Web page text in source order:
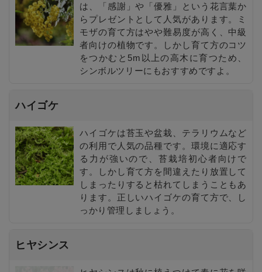
は、「感謝」や「優雅」という花言葉か
らプレゼントとして人気があります。ミ
モザの育て方はやや難易度が高く、中級
者向けの植物です。しかし育て方のコツ
をつかむと5m以上の高木に育つため、
シンボルツリーにもおすすめですよ。
ハイゴケ
ハイゴケは苔玉や盆栽、テラリウムなど
の利用で人気の品種です。環境に適応す
る力が強いので、苔栽培初心者向けで
す。しかし育て方を間違えたり放置して
しまったりすると枯れてしまうこともあ
ります。正しいハイゴケの育て方で、し
っかり管理しましょう。
ヒヤシンス